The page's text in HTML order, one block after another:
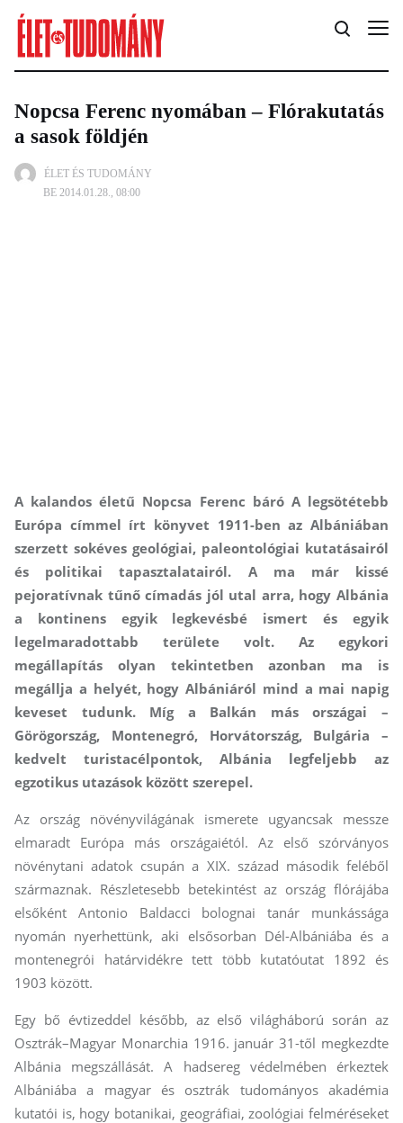
ÉLET ÉS TUDOMÁNY
BE 2014.01.28., 08:00
Nopcsa Ferenc nyomában – Flórakutatás
a sasok földjén
A kalandos életű Nopcsa Ferenc báró A legsötétebb
Európa címmel írt könyvet 1911-ben az Albániában
szerzett sokéves geológiai, paleontológiai kutatásairól
és politikai tapasztalatairól. A ma már kissé
pejoratívnak tűnő címadás jól utal arra, hogy Albánia
a kontinens egyik legkevésbé ismert és egyik
legelmaradottabb területe volt. Az egykori
megállapítás olyan tekintetben azonban ma is
megállja a helyét, hogy Albániáról mind a mai napig
keveset tudunk. Míg a Balkán más országai –
Görögország, Montenegró, Horvátország, Bulgária –
kedvelt turistacélpontok, Albánia legfeljebb az
egzotikus utazások között szerepel.
Az ország növényvilágának ismerete ugyancsak messze
elmaradt Európa más országaiétól. Az első szórványos
növénytani adatok csupán a XIX. század második feléből
származnak. Részletesebb betekintést az ország flórájába
elsőként Antonio Baldacci bolognai tanár munkássága
nyomán nyerhettünk, aki elsősorban Dél-Albániába és a
montenegrói határvidékre tett több kutatóutat 1892 és
1903 között.
Egy bő évtizeddel később, az első világháború során az
Osztrák–Magyar Monarchia 1916. január 31-től megkezdte
Albánia megszállását. A hadsereg védelmében érkeztek
Albániába a magyar és osztrák tudományos akadémia
kutatói is, hogy botanikai, geográfiai, zoológiai felméréseket